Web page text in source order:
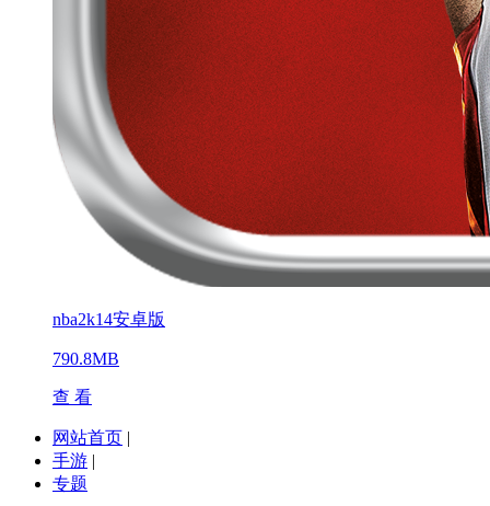
nba2k14安卓版
790.8MB
查 看
网站首页 |
手游 |
专题